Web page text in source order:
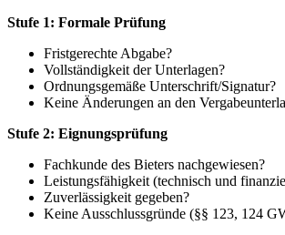
Stufe 1: Formale Prüfung
Fristgerechte Abgabe?
Vollständigkeit der Unterlagen?
Ordnungsgemäße Unterschrift/Signatur?
Keine Änderungen an den
Stufe 2: Eignungsprüfung
Fachkunde des Bieters nachgewiesen?
Leistungsfähigkeit (technisch und
Zuverlässigkeit gegeben?
Keine Ausschlussgründe (§§ 123, 124